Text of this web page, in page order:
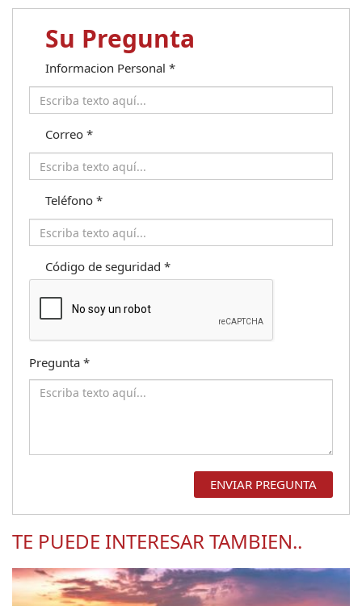
Su Pregunta
Informacion Personal *
Correo *
Teléfono *
Código de seguridad *
Pregunta *
TE PUEDE INTERESAR TAMBIEN..